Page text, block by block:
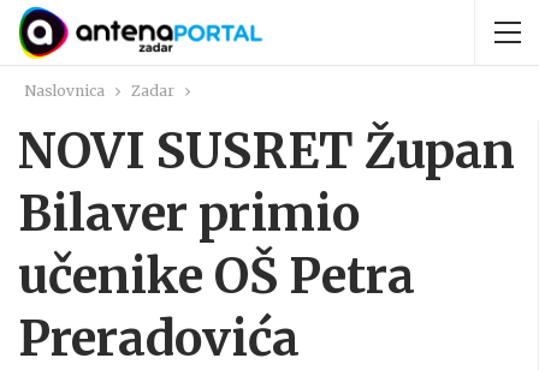
Naslovnica Zadar
NOVI SUSRET Župan
Bilaver primio
učenike OŠ Petra
Preradovića